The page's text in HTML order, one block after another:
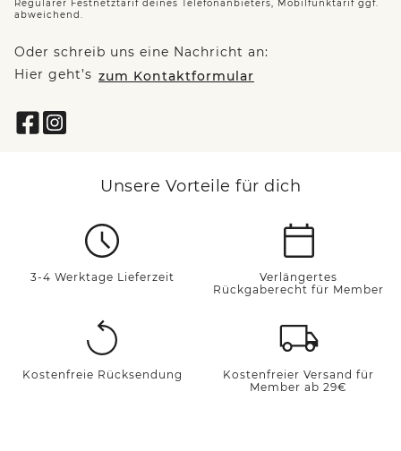
Regulärer Festnetztarif deines Telefonanbieters, Mobilfunktarif ggf.
abweichend.
Oder schreib uns eine Nachricht an:
Hier geht’s zum Kontaktformular
Unsere Vorteile für dich
3-4 Werktage Lieferzeit
Verlängertes
Rückgaberecht für Member
Kostenfreie Rücksendung
Kostenfreier Versand für
Member ab 29€